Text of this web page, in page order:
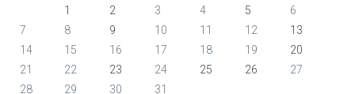
1
2 3 4 5
6
7
8 9 10 11 12
13
14
15 16 17 18 19
20
21
22 23 24 25 26
27
28
29 30
31